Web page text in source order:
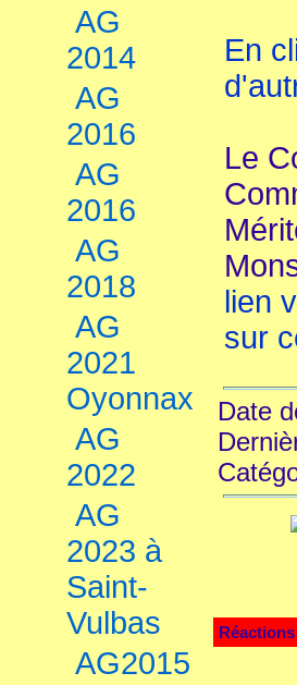
AG
2014
AG
2016
AG
2016
AG
2018
AG
2021
Oyonnax
AG
2022
AG
2023 à
Saint-
Vulbas
AG2015
En
Le
lien
sur
Date